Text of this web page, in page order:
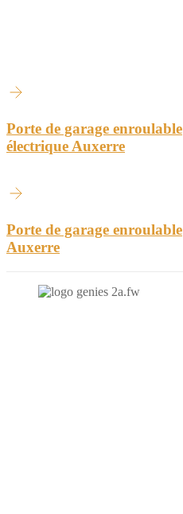
Porte de garage enroulable
électrique Auxerre
Porte de garage enroulable
Auxerre